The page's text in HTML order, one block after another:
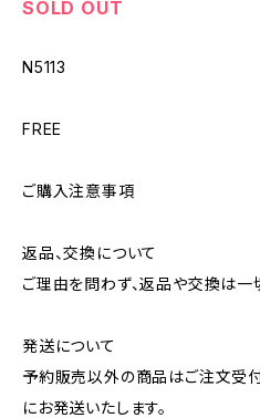
SOLD OUT
N5113
FREE
ご購入注意事項
返品、交換について
ご理由を問わず、返品や交換は一
発送について
予約販売以外の商品はご注文受
にお発送いたします。